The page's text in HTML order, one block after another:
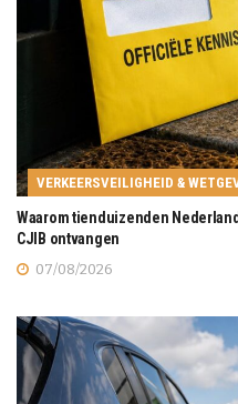
VERKEERSVEILIGHEID &
Waarom tienduizenden
CJIB ontvangen
07/08/2026